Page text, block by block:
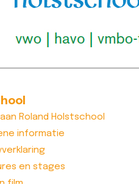
Roland Holstschool
informatie
en stages